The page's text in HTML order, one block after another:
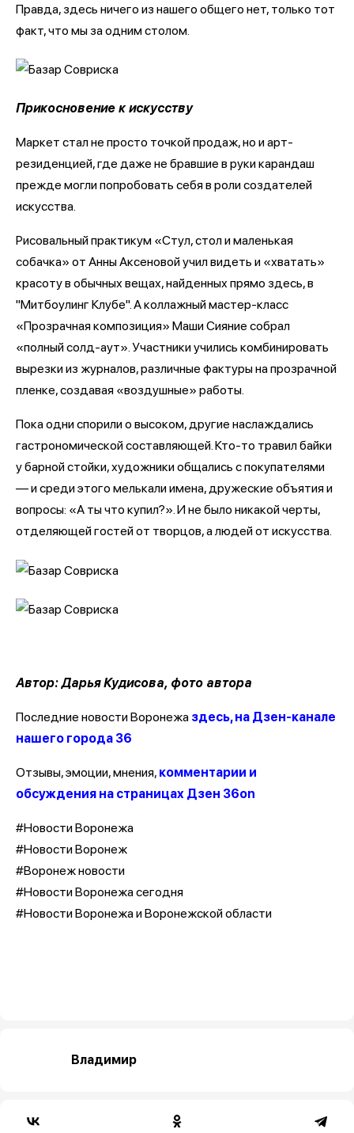
Правда, здесь ничего из нашего общего нет, только тот
факт, что мы за одним столом.
Прикосновение к искусству
Маркет стал не просто точкой продаж, но и арт-
резиденцией, где даже не бравшие в руки карандаш
прежде могли попробовать себя в роли создателей
искусства.
Рисовальный практикум «Стул, стол и маленькая
собачка» от Анны Аксеновой учил видеть и «хватать»
красоту в обычных вещах, найденных прямо здесь, в
"Митбоулинг Клубе". А коллажный мастер-класс
«Прозрачная композиция» Маши Сияние собрал
«полный солд-аут». Участники учились комбинировать
вырезки из журналов, различные фактуры на прозрачной
пленке, создавая «воздушные» работы.
Пока одни спорили о высоком, другие наслаждались
гастрономической составляющей. Кто-то травил байки
у барной стойки, художники общались с покупателями
— и среди этого мелькали имена, дружеские объятия и
вопросы: «А ты что купил?». И не было никакой черты,
отделяющей гостей от творцов, а людей от искусства.
Автор: Дарья Кудисова, фото автора
Последние новости Воронежа здесь, на Дзен-канале
нашего города 36
Отзывы, эмоции, мнения, комментарии и
обсуждения на страницах Дзен 36on
#Новости Воронежа
#Новости Воронеж
#Воронеж новости
#Новости Воронежа сегодня
#Новости Воронежа и Воронежской области
Владимир